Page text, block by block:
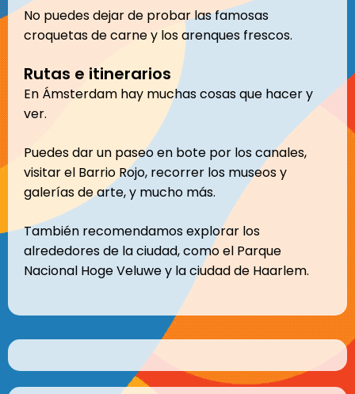
No puedes dejar de probar las famosas
croquetas de carne y los arenques frescos.
Rutas e itinerarios
En Ámsterdam hay muchas cosas que hacer y
ver.
Puedes dar un paseo en bote por los canales,
visitar el Barrio Rojo, recorrer los museos y
galerías de arte, y mucho más.
También recomendamos explorar los
alrededores de la ciudad, como el Parque
Nacional Hoge Veluwe y la ciudad de Haarlem.